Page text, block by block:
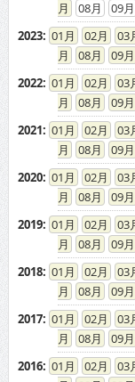
01 02 03
08
09
01 02 03
08
09
01 02 03
08
09
01 02 03
08
09
01 02 03
08
09
01 02 03
08
09
01 02 03
08
09
01 02 03
08
09